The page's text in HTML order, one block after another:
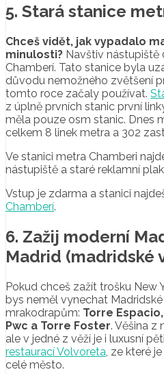
5. Stará stanice
Chceš vidět, jak vypadalo
minulosti? Navštiv nástupiště
Chamberí. Tato stanice byla
důvodu nemožného zvětšení
tomto roce začaly používat.
z úplně prvních stanic první
měla pouze osm stanic. Dnes
celkem 8 linek metra a 302
Ve stanici metra Chamberi
nástupiště a staré reklamní
Vstup je zdarma a stanici
Chamberí.
6. Zažij moderní
Madrid (madridské
Pokud chceš zažít trošku New
bys neměl vynechat
mrakodrapům: Torre
Pwc a Torre Foster. Věšina z
ale v jedné z věží je i luxusní
restaurací Volvoreta , ze které
celé město.